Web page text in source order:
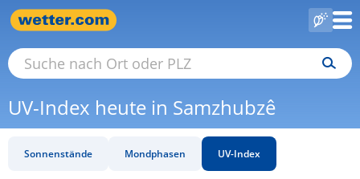
UV-Index heute in Samzhubzê
Sonnenstände Mondphasen UV-Index